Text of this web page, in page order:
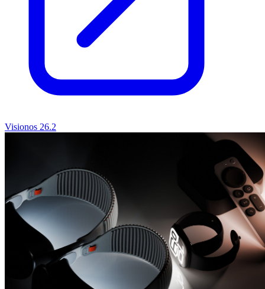
Visionos 26.2